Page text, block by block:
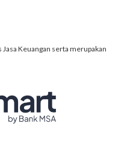
Keuangan serta merupakan